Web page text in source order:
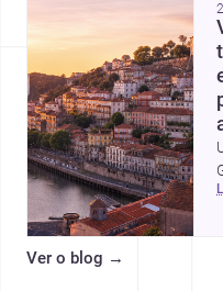
Ver o blog →